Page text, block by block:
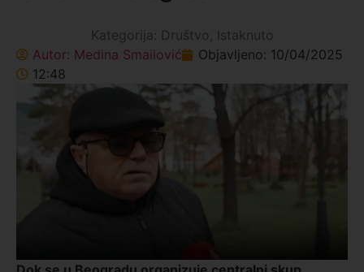
Kategorija: Društvo , Istaknuto
Autor: Medina Smailović Objavljeno: 10/04/2025
12:48